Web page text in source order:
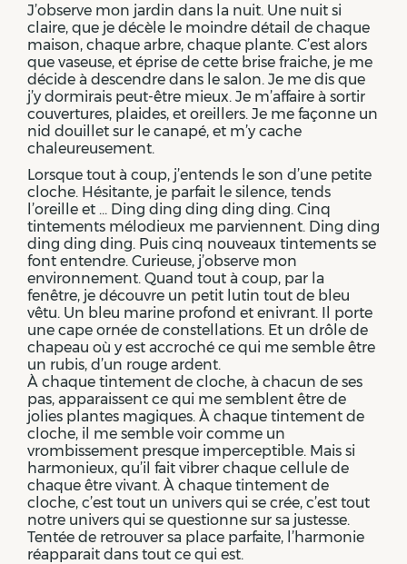
J’observe mon jardin dans la nuit. Une nuit si
claire, que je décèle le moindre détail de chaque
maison, chaque arbre, chaque plante. C’est alors
que vaseuse, et éprise de cette brise fraiche, je me
décide à descendre dans le salon. Je me dis que
j’y dormirais peut-être mieux. Je m’affaire à sortir
couvertures, plaides, et oreillers. Je me façonne un
nid douillet sur le canapé, et m’y cache
chaleureusement.
Lorsque tout à coup, j’entends le son d’une petite
cloche. Hésitante, je parfait le silence, tends
l’oreille et … Ding ding ding ding ding. Cinq
tintements mélodieux me parviennent. Ding ding
ding ding ding. Puis cinq nouveaux tintements se
font entendre. Curieuse, j’observe mon
environnement. Quand tout à coup, par la
fenêtre, je découvre un petit lutin tout de bleu
vêtu. Un bleu marine profond et enivrant. Il porte
une cape ornée de constellations. Et un drôle de
chapeau où y est accroché ce qui me semble être
un rubis, d’un rouge ardent.
À chaque tintement de cloche, à chacun de ses
pas, apparaissent ce qui me semblent être de
jolies plantes magiques. À chaque tintement de
cloche, il me semble voir comme un
vrombissement presque imperceptible. Mais si
harmonieux, qu’il fait vibrer chaque cellule de
chaque être vivant. À chaque tintement de
cloche, c’est tout un univers qui se crée, c’est tout
notre univers qui se questionne sur sa justesse.
Tentée de retrouver sa place parfaite, l’harmonie
réapparait dans tout ce qui est.